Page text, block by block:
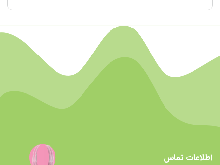
اطلاعات تماس